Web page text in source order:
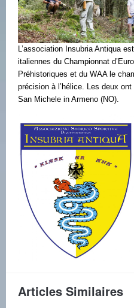
L’association Insubria Antiqua
italiennes du Championnat
Préhistoriques et du WAA le
précision à l’hélice. Les deux
San Michele in Armeno (NO).
Articles Similaires